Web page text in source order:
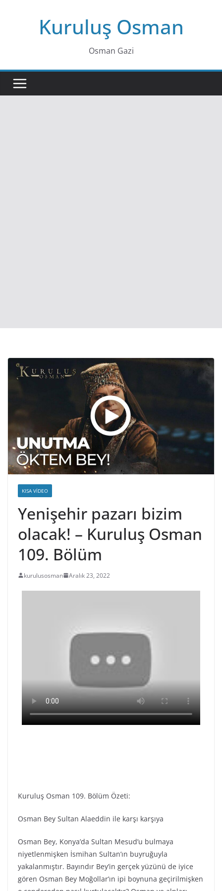
Kuruluş Osman
Osman Gazi
KISA VIDEO
Yenişehir pazarı bizim
olacak! – Kuruluş Osman
109. Bölüm
kurulusosman Aralık 23, 2022
Kuruluş Osman 109. Bölüm Özeti:
Osman Bey Sultan Alaeddin ile karşı karşıya
Osman Bey, Konya’da Sultan Mesud’u bulmaya
niyetlenmişken İsmihan Sultan’ın buyruğuyla
yakalanmıştır. Bayındır Bey’in gerçek yüzünü de iyice
gören Osman Bey Moğollar’ın ipi boynuna geçirilmişken